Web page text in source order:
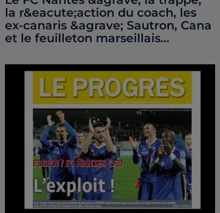
la r&eacute;action du coach, les
ex-canaris &agrave; Sautron, Cana
et le feuilleton marseillais...